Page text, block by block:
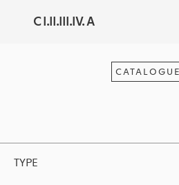
C I.II.III.IV. A
CATALOGUE
TYPE